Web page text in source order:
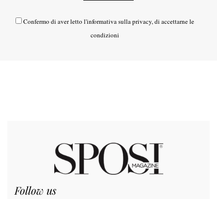
Confermo di aver letto l'informativa sulla privacy, di accettarne le
condizioni
Follow us